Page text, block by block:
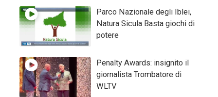
Parco Nazionale degli Iblei,
Natura Sicula Basta giochi di
potere
Penalty Awards: insignito il
giornalista Trombatore di
WLTV